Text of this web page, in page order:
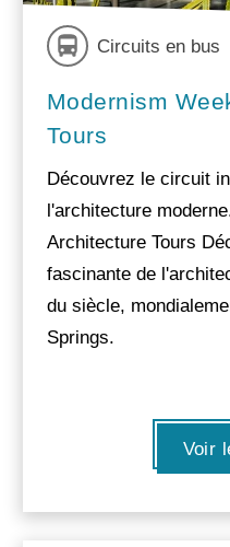
Circuits en bus
Modernism
Tours
Découvrez le circuit
l'architecture
Architecture Tours
fascinante de
du siècle,
Springs.
Voir